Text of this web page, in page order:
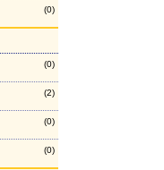
(0)
(0)
(2)
(0)
(0)